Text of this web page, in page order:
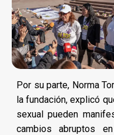
Por su parte, Norma
la fundación, explicó
sexual pueden
cambios abruptos